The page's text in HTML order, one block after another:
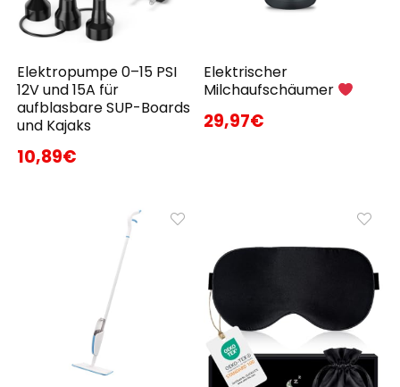
Elektropumpe 0–15 PSI
12V und 15A für
aufblasbare SUP-Boards
und Kajaks
10,89€
Elektrischer
Milchaufschäumer
29,97€